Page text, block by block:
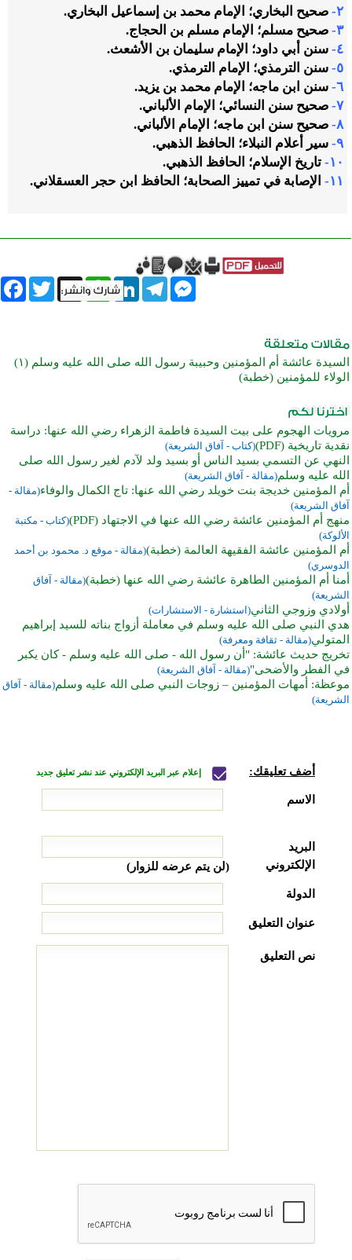
٢- صحيح البخاري؛ الإمام محمد بن إسماعيل البخاري.
٣- صحيح مسلم؛ الإمام مسلم بن الحجاج.
٤- سنن أبي داود؛ الإمام سليمان بن الأشعث.
٥- سنن الترمذي؛ الإمام الترمذي.
٦- سنن ابن ماجه؛ الإمام محمد بن يزيد.
٧- صحيح سنن النسائي؛ الإمام الألباني.
٨- صحيح سنن ابن ماجه؛ الإمام الألباني.
٩- سير أعلام النبلاء؛ الحافظ الذهبي.
١٠-
تاريخ الإسلام؛ الحافظ الذهبي.
١١-
الإصابة في تمييز الصحابة؛ الحافظ ابن حجر العسقلاني.
Twitter X
WhatsAppLinkedInTelegram
Messenger
السيدة عائشة أم المؤمنين وحبيبة رسول الله صلى الله عليه وسلم (١)
الولاء للمؤمنين (خطبة)
مرويات الهجوم على بيت السيدة فاطمة الزهراء رضي الله عنها: دراسة
نقدية تاريخية (PDF)
(كتاب - آفاق الشريعة)
النهي عن التسمي بسيد الناس أو بسيد ولد لآدم لغير رسول الله صلى
الله عليه وسلم(مقالة - آفاق الشريعة)
أم المؤمنين خديجة بنت خويلد رضي الله عنها: تاج الكمال والوفاء(مقالة -
آفاق الشريعة)
منهج أم المؤمنين عائشة رضي الله عنها في الاجتهاد (PDF)
(كتاب - مكتبة
الألوكة)
أم المؤمنين عائشة الفقيهة العالمة (خطبة)(مقالة - موقع د. محمود بن أحمد
الدوسري)
أمنا أم المؤمنين الطاهرة عائشة رضي الله عنها (خطبة)(مقالة - آفاق
الشريعة)
أولادي وزوجي الثاني(استشارة - الاستشارات)
هدي النبي صلى الله عليه وسلم في معاملة أزواج بناته للسيد إبراهيم
المتولي(مقالة - ثقافة ومعرفة)
تخريج حديث عائشة: "أن رسول الله - صلى الله عليه وسلم - كان يكبر
في الفطر والأضحى"(مقالة - آفاق الشريعة)
موعظة: أمهات المؤمنين – زوجات النبي صلى الله عليه وسلم(مقالة - آفاق
الشريعة)
أضف تعليقك: إعلام عبر البريد الإلكتروني عند نشر تعليق جديد
الاسم
البريد
الإلكتروني
(لن يتم عرضه للزوار)
الدولة
عنوان التعليق
نص التعليق